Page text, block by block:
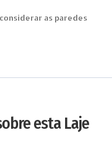
as paredes
esta Laje